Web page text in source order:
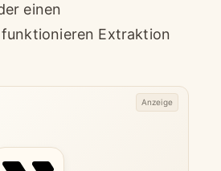
einen
funktionieren Extraktion
Anzeige